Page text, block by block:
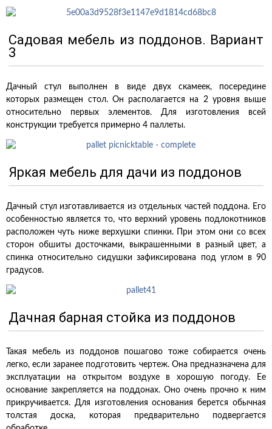
Садовая мебель из поддонов. Вариант
3
Дачный стул выполнен в виде двух скамеек, посередине
которых размещен стол. Он располагается на 2 уровня выше
относительно первых элементов. Для изготовления всей
конструкции требуется примерно 4 паллеты.
Яркая мебель для дачи из поддонов
Дачный стул изготавливается из отдельных частей поддона. Его
особенностью является то, что верхний уровень подлокотников
расположен чуть ниже верхушки спинки. При этом они со всех
сторон обшиты досточками, выкрашенными в разный цвет, а
спинка относительно сидушки зафиксирована под углом в 90
градусов.
Дачная барная стойка из поддонов
Такая мебель из поддонов пошагово тоже собирается очень
легко, если заранее подготовить чертеж. Она предназначена для
эксплуатации на открытом воздухе в хорошую погоду. Ее
основание закрепляется на поддонах. Оно очень прочно к ним
прикручивается. Для изготовления основания берется обычная
толстая доска, которая предварительно подвергается